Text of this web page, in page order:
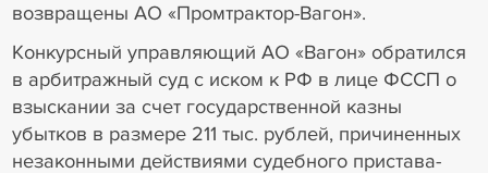
возвращены АО «Промтрактор-Вагон».
Конкурсный управляющий АО «Вагон» обратился
в арбитражный суд с иском к РФ в лице ФССП о
взыскании за счет государственной казны
убытков в размере 211 тыс. рублей, причиненных
незаконными действиями судебного пристава-